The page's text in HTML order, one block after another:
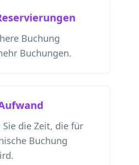
Buchung
Buchungen.
Sie die Zeit, die für
Buchung